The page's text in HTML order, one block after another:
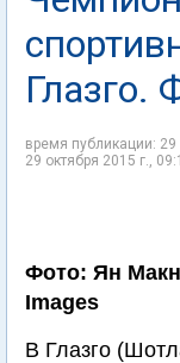
Глазго.
время публикации:
29 октября 2015 г.,
Фото: Ян
Images
В Глазго